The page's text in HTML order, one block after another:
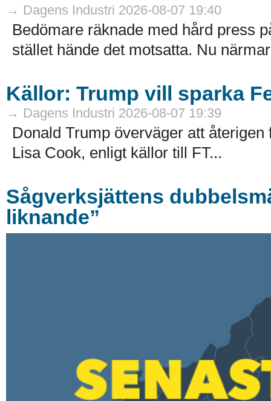
→ Dagens Industri 2026-08-07 19:40
Bedömare räknade med hård press
stället hände det motsatta. Nu
Källor: Trump vill sparka
→ Dagens Industri 2026-08-07 19:39
Donald Trump överväger att
Lisa Cook, enligt källor till FT...
Sågverksjättens
liknande”